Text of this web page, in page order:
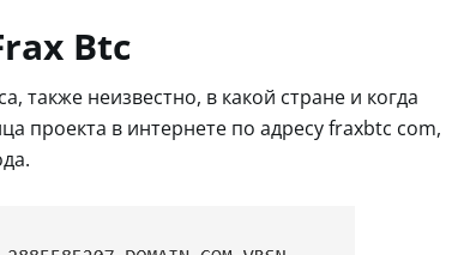
Btc
также неизвестно, в какой стране и когда
проекта в интернете по адресу fraxbtc com,